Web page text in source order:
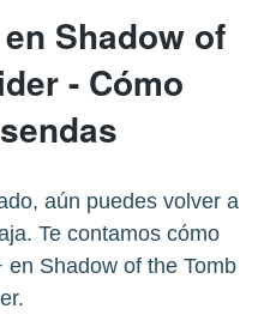
Shadow of
- Cómo
aún puedes volver a
Te contamos cómo
Shadow of the Tomb